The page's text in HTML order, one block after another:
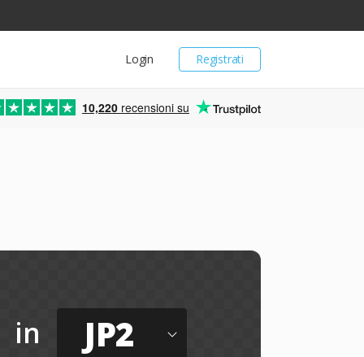
Registrati
Login
10,220 recensioni su
in JP2